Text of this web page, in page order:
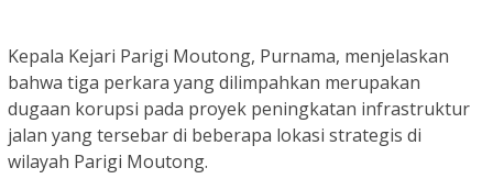
Kepala Kejari Parigi Moutong, Purnama, menjelaskan
bahwa tiga perkara yang dilimpahkan merupakan
dugaan korupsi pada proyek peningkatan infrastruktur
jalan yang tersebar di beberapa lokasi strategis di
wilayah Parigi Moutong.